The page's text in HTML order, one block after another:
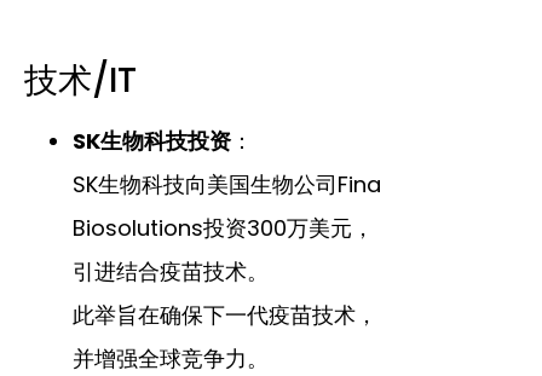
技术/IT
SK生物科技投资 ：
SK生物科技向美国生物公司Fina
Biosolutions投资300万美元，
引进结合疫苗技术。
此举旨在确保下一代疫苗技术，
并增强全球竞争力。